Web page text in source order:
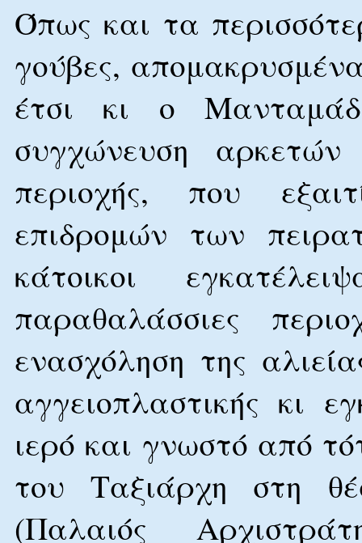
Όπως και τα
γούβες,
έτσι κι ο
συγχώνευση
περιοχής, που
επιδρομών των
κάτοικοι
παραθαλάσσιες
ενασχόληση της
αγγειοπλαστικής κι
ιερό και γνωστό από
του Ταξιάρχη στη
(Παλαιός